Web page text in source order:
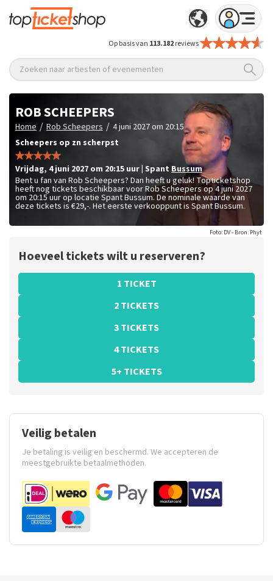
Op basis van 113.182reviews
Zoeken naar artiesten of evenementen
ROB SCHEEPERS
Home / Rob Scheepers / 4 juni 2027 om 20:15
Scheepers op zn scherpst
vrijdag, 4 juni 2027 om 20:15 uur SpantBussum
Bent u fan van Rob Scheepers? Dan heeft u geluk! Topticketshop
heeft nog tickets beschikbaar voor Rob Scheepers op 4 juni 2027
om 20:15 uur op locatie Spant Bussum. De nominale waarde van
deze tickets is €29,-. Het eerste verkooppunt is Spant Bussum.
Foto: DV - Bron: Phyt
Hoeveel tickets wilt u reserveren?
1 TICKET
2 TICKETS
3 TICKETS
4 TICKETS
5+ TICKETS
Veilig betalen
Je betaling is veilig en beschermd. We accepteren de
meestgebruikte betaalmethoden.